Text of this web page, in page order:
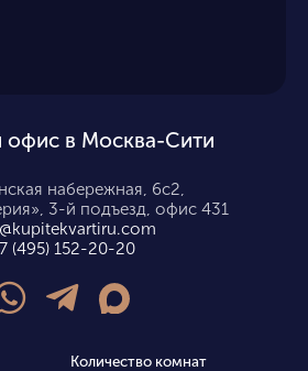
офис в Москва-Сити
набережная, 6с2,
3-й подъезд, офис 431
(495) 152-20-20
Количество комнат